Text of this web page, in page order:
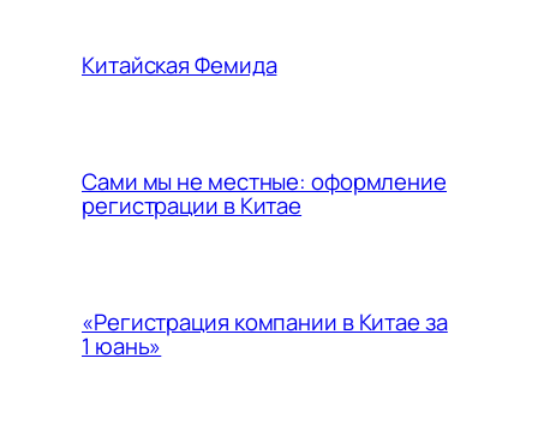
Китайская Фемида
Сами мы не местные: оформление
регистрации в Китае
«Регистрация компании в Китае за
1 юань»